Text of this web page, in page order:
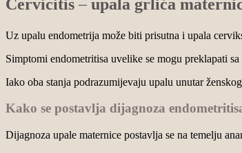
Cervicitis–upala grlića
Uz upalu endometrija može biti prisutna i upala
Simptomi endometritisa uvelike se mogu preklapati
Iako oba stanja podrazumijevaju upalu unutar
Kako se postavlja dijagnoza
Dijagnoza upale maternice postavlja se na temelju